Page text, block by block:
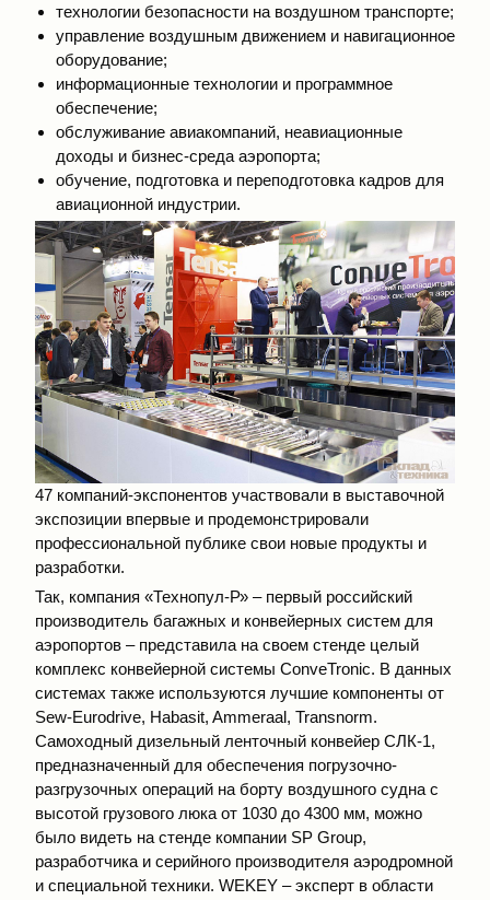
технологии безопасности на воздушном транспорте;
управление воздушным движением и навигационное
оборудование;
информационные технологии и программное
обеспечение;
обслуживание авиакомпаний, неавиационные
доходы и бизнес-среда аэропорта;
обучение, подготовка и переподготовка кадров для
авиационной индустрии.
47 компаний-экспонентов участвовали в выставочной
экспозиции впервые и продемонстрировали
профессиональной публике свои новые продукты и
разработки.
Так, компания «Технопул-Р» – первый российский
производитель багажных и конвейерных систем для
аэропортов – представила на своем стенде целый
комплекс конвейерной системы ConveTronic. В данных
системах также используются лучшие компоненты от
Sew-Eurodrive, Habasit, Ammeraal, Transnorm.
Самоходный дизельный ленточный конвейер СЛК-1,
предназначенный для обеспечения погрузочно-
разгрузочных операций на борту воздушного судна с
высотой грузового люка от 1030 до 4300 мм, можно
было видеть на стенде компании SP Group,
разработчика и серийного производителя аэродромной
и специальной техники. WEKEY – эксперт в области